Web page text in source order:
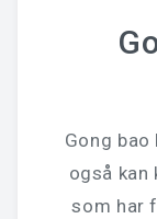
Gong
også kan
som har